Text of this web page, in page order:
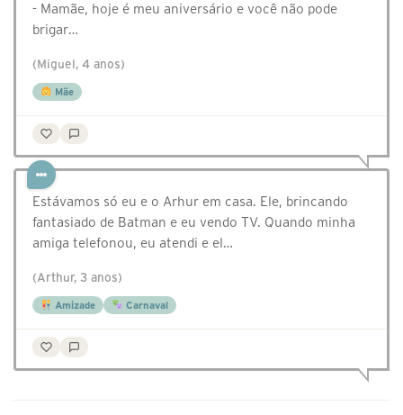
- Mamãe, hoje é meu aniversário e você não pode
brigar…
(Miguel, 4 anos)
Mãe
Estávamos só eu e o Arhur em casa. Ele, brincando
fantasiado de Batman e eu vendo TV. Quando minha
amiga telefonou, eu atendi e el…
(Arthur, 3 anos)
Amizade Carnaval